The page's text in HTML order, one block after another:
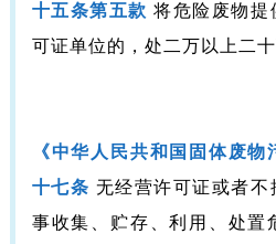
十五条第五款将危险废物提
可证单位的，处二万以上二十
《中华人民共和国固体废
十七条 无经营许可证或者不
事收集、贮存、利用、处置